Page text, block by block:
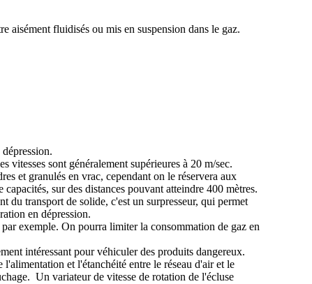
aisément fluidisés ou mis en suspension dans le gaz.
vitesses sont généralement supérieures à 20 m/sec.
et granulés en vrac, cependant on le réservera aux
sur des distances pouvant atteindre 400 mètres.
du transport de solide, c'est un surpresseur, qui permet
en dépression.
exemple. On pourra limiter la consommation de gaz en
intéressant pour véhiculer des produits dangereux.
et l'étanchéité entre le réseau d'air et le
Un variateur de vitesse de rotation de l'écluse